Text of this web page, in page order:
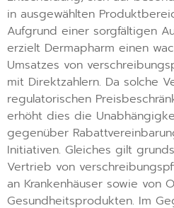
in ausgewählten
Aufgrund einer sorgfältigen
erzielt Dermapharm einen
Umsatzes von
mit Direktzahlern. Da solche
regulatorischen
erhöht dies die
gegenüber
Initiativen. Gleiches gilt
Vertrieb von
an Krankenhäuser sowie von
Gesundheitsprodukten. Im